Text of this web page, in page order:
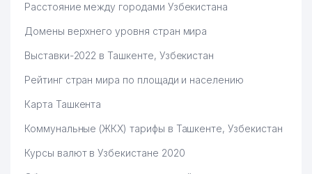
Расстояние между городами Узбекистана
Домены верхнего уровня стран мира
Выставки-2022 в Ташкенте, Узбекистан
Рейтинг стран мира по площади и населению
Карта Ташкента
Коммунальные (ЖКХ) тарифы в Ташкенте, Узбекистан
Курсы валют в Узбекистане 2020